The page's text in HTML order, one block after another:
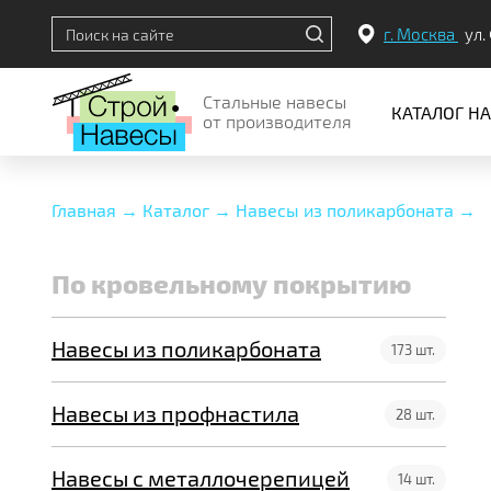
г. Москва ул.
Стальные навесы
от производителя
КАТАЛОГ
По месту установки
По конструкции
Главная → Каталог → Навесы из поликарбоната →
По кровельному покрытию
Навесы из поликарбоната 173 шт.
Навесы из профнастила 28 шт.
Навесы с металлочерепицей 14 шт.